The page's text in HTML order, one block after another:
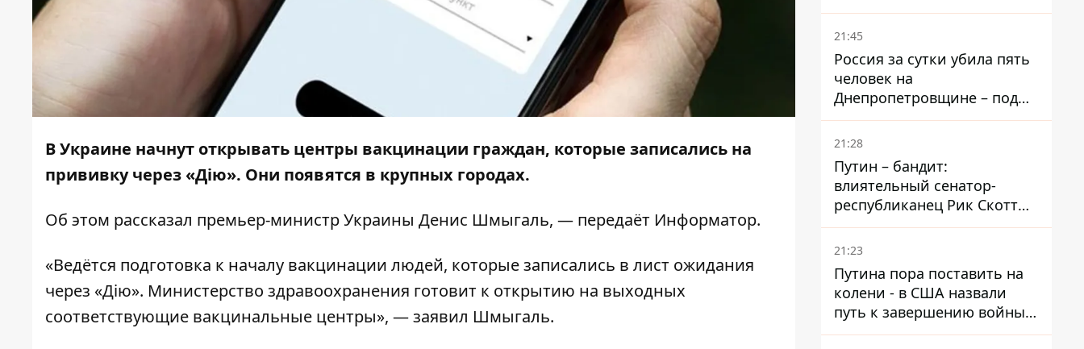
В Украине начнут открывать центры вакцинации граждан, которые записались на
прививку через «Дію». Они появятся в крупных городах.
Об этом рассказал премьер-министр Украины Денис Шмыгаль, — передаёт Информатор.
«Ведётся подготовка к началу вакцинации людей, которые записались в лист ожидания
через «Дію». Министерство здравоохранения готовит к открытию на выходных
соответствующие вакцинальные центры», — заявил Шмыгаль.
– он возглавил народное
голосование
21:45
Россия за сутки убила пять
человек на
Днепропетровщине – под
ударами оказались пять
районов области
21:28
Путин – бандит:
влиятельный сенатор-
республиканец Рик Скотт
призвал Конгресс привлечь
РФ к ответственности за
21:23
Путина пора поставить на
колени - в США назвали
путь к завершению войны -
National Security Journal